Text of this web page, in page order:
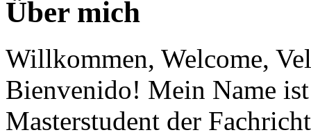
Über mich
Willkommen, Welcome,
Bienvenido! Mein Name
Masterstudent der